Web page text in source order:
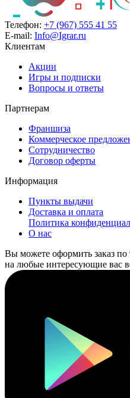
Телефон: +7 (967) 555 41 55
E-mail: Info@Igrar.ru
Клиентам
Акции
Игры и подписки
Вопросы и ответы
Партнерам
Франшиза
Коммерческое
Сотрудничество
Договор оферты
Информация
Пункты выдачи
Доставка и оплата
Политика
О нас
Вы можете оформить заказ
на любые интересующие вас